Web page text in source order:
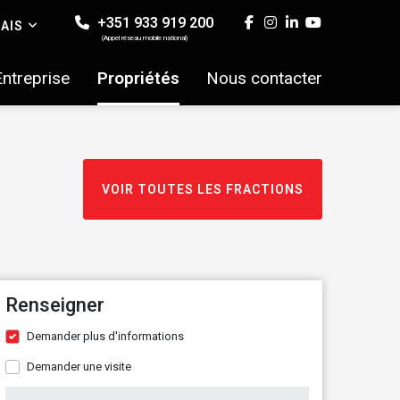
+351 933 919 200
(Appel réseau mobile national)
Propriétés Nous contacter
VOIR TOUTES LES FRACTIONS
Renseigner
Demander plus d'informations
Demander une visite